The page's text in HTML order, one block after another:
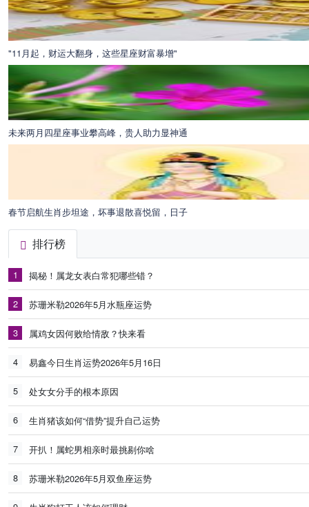
"11月起，财运大翻身，这些星座财富暴增"
未来两月四星座事业攀高峰，贵人助力显神通
春节启航生肖步坦途，坏事退散喜悦留，日子
排行榜
1 揭秘！属龙女表白常犯哪些错？
2 苏珊米勒2026年5月水瓶座运势
3 属鸡女因何败给情敌？快来看
4 易鑫今日生肖运势2026年5月16日
5 处女女分手的根本原因
6 生肖猪该如何“借势”提升自己运势
7 开扒！属蛇男相亲时最挑剔你啥
8 苏珊米勒2026年5月双鱼座运势